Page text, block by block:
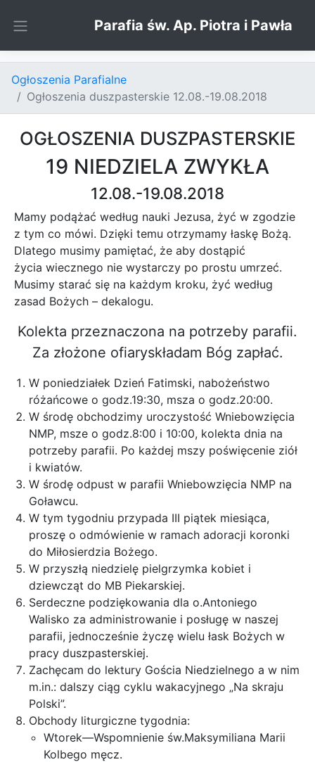
Parafia św. Ap. Piotra i Pawła
Ogłoszenia Parafialne
Ogłoszenia duszpasterskie 12.08.-19.08.2018
OGŁOSZENIA DUSZPASTERSKIE
19 NIEDZIELA ZWYKŁA
12.08.-19.08.2018
Mamy podążać według nauki Jezusa, żyć w zgodzie
z tym co mówi. Dzięki temu otrzymamy łaskę Bożą.
Dlatego musimy pamiętać, że aby dostąpić
życia wiecznego nie wystarczy po prostu umrzeć.
Musimy starać się na każdym kroku, żyć według
zasad Bożych – dekalogu.
Kolekta przeznaczona na potrzeby parafii.
Za złożone ofiaryskładam Bóg zapłać.
W poniedziałek Dzień Fatimski, nabożeństwo
różańcowe o godz.19:30, msza o godz.20:00.
W środę obchodzimy uroczystość Wniebowzięcia
NMP, msze o godz.8:00 i 10:00, kolekta dnia na
potrzeby parafii. Po każdej mszy poświęcenie ziół
i kwiatów.
W środę odpust w parafii Wniebowzięcia NMP na
Goławcu.
W tym tygodniu przypada III piątek miesiąca,
proszę o odmówienie w ramach adoracji koronki
do Miłosierdzia Bożego.
W przyszłą niedzielę pielgrzymka kobiet i
dziewcząt do MB Piekarskiej.
Serdeczne podziękowania dla o.Antoniego
Walisko za administrowanie i posługę w naszej
parafii, jednocześnie życzę wielu łask Bożych w
pracy duszpasterskiej.
Zachęcam do lektury Gościa Niedzielnego a w nim
m.in.: dalszy ciąg cyklu wakacyjnego „Na skraju
Polski”.
Obchody liturgiczne tygodnia:
Wtorek—Wspomnienie św.Maksymiliana Marii
Kolbego męcz.